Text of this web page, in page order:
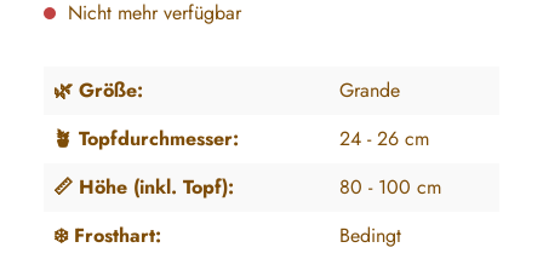
Nicht mehr verfügbar
🌿 Größe:
Grande
🪴 Topfdurchmesser:
24 - 26 cm
📏 Höhe (inkl. Topf):
80 - 100 cm
❄️ Frosthart:
Bedingt